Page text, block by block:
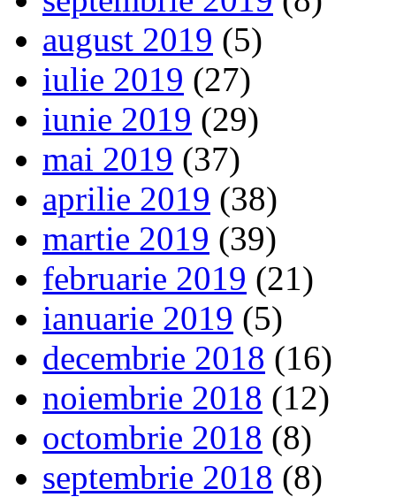
august 2019 (5)
iulie 2019 (27)
iunie 2019 (29)
mai 2019 (37)
aprilie 2019 (38)
martie 2019 (39)
februarie 2019 (21)
ianuarie 2019 (5)
decembrie 2018 (16)
noiembrie 2018 (12)
octombrie 2018 (8)
septembrie 2018 (8)